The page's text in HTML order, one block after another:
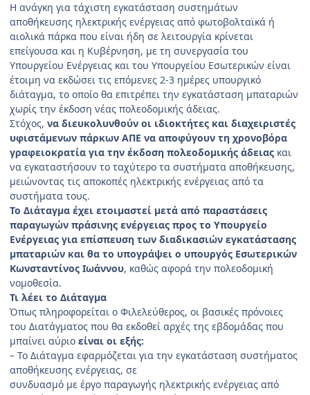
Η ανάγκη για τάχιστη εγκατάσταση συστημάτων
αποθήκευσης ηλεκτρικής ενέργειας από φωτοβολταϊκά ή
αιολικά πάρκα που είναι ήδη σε λειτουργία κρίνεται
επείγουσα και η Κυβέρνηση, με τη συνεργασία του
Υπουργείου Ενέργειας και του Υπουργείου Εσωτερικών είναι
έτοιμη να εκδώσει τις επόμενες 2-3 ημέρες υπουργικό
διάταγμα, το οποίο θα επιτρέπει την εγκατάσταση μπαταριών
χωρίς την έκδοση νέας πολεοδομικής άδειας.
Στόχος, να διευκολυνθούν οι ιδιοκτήτες και διαχειριστές
υφιστάμενων πάρκων ΑΠΕ να αποφύγουν τη χρονοβόρα
γραφειοκρατία για την έκδοση πολεοδομικής άδειας και
να εγκαταστήσουν το ταχύτερο τα συστήματα αποθήκευσης,
μειώνοντας τις αποκοπές ηλεκτρικής ενέργειας από τα
συστήματα τους.
Το Διάταγμα έχει ετοιμαστεί μετά από παραστάσεις
παραγωγών πράσινης ενέργειας προς το Υπουργείο
Ενέργειας για επίσπευση των διαδικασιών εγκατάστασης
μπαταριών και θα το υπογράψει ο υπουργός Εσωτερικών
Κωνσταντίνος Ιωάννου, καθώς αφορά την πολεοδομική
νομοθεσία.
Τι λέει το Διάταγμα
Όπως πληροφορείται ο Φιλελεύθερος, οι βασικές πρόνοιες
του Διατάγματος που θα εκδοθεί αρχές της εβδομάδας που
μπαίνει αύριο είναι οι εξής:
– Το Διάταγμα εφαρμόζεται για την εγκατάσταση συστήματος
αποθήκευσης ενέργειας, σε
συνδυασμό με έργο παραγωγής ηλεκτρικής ενέργειας από